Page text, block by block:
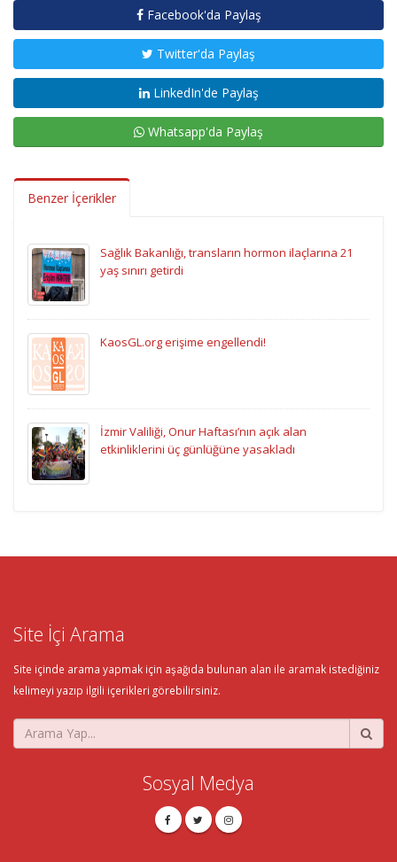
Facebook'da Paylaş
Twitter'da Paylaş
LinkedIn'de Paylaş
Whatsapp'da Paylaş
Benzer İçerikler
Sağlık Bakanlığı, transların hormon ilaçlarına 21
yaş sınırı getirdi
KaosGL.org erişime engellendi!
İzmir Valiliği, Onur Haftası’nın açık alan
etkinliklerini üç günlüğüne yasakladı
Site İçi Arama
Site içinde arama yapmak için aşağıda bulunan alan ile aramak istediğiniz
kelimeyi yazıp ilgili içerikleri görebilirsiniz.
Sosyal Medya